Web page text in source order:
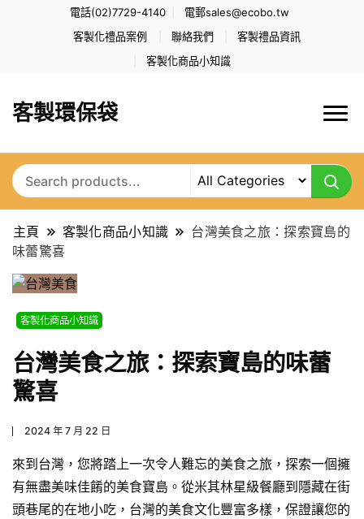
電話(02)7729-4140 電郵sales@ecobo.tw
客製化禮品案例 聯絡我們 客製禮品資訊
客製化商品小知識
客製環保袋
主頁 客製化商品小知識
台灣美食之旅：探索寶島的
味蕾驚喜
客製化商品小知識
台灣美食之旅：探索寶島的味蕾
驚喜
2024 年 7 月 22 日
來到台灣，您將踏上一次令人難忘的美食之旅，探索一個擁
有無盡美味佳餚的美食寶島。從米其林星級餐廳到隱藏在街
頭巷尾的在地小吃，台灣的美食文化豐富多樣，保證讓您的